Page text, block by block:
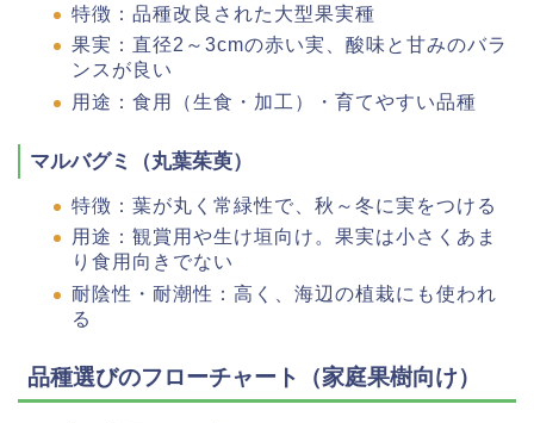
特徴：品種改良された大型果実種
果実：直径2～3cmの赤い実、酸味と甘みのバラ
ンスが良い
用途：食用（生食・加工）・育てやすい品種
マルバグミ（丸葉茱萸）
特徴：葉が丸く常緑性で、秋～冬に実をつける
用途：観賞用や生け垣向け。果実は小さくあま
り食用向きでない
耐陰性・耐潮性：高く、海辺の植栽にも使われ
る
品種選びのフローチャート（家庭果樹向け）